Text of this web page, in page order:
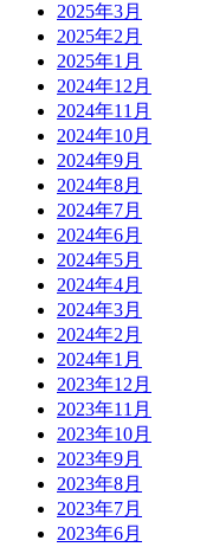
2025年3月
2025年2月
2025年1月
2024年12月
2024年11月
2024年10月
2024年9月
2024年8月
2024年7月
2024年6月
2024年5月
2024年4月
2024年3月
2024年2月
2024年1月
2023年12月
2023年11月
2023年10月
2023年9月
2023年8月
2023年7月
2023年6月